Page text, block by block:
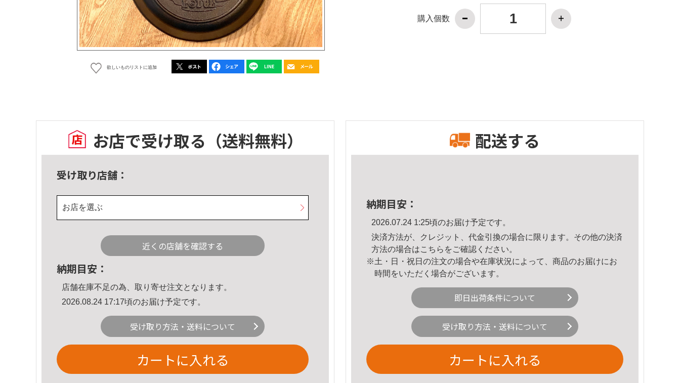
欲しいものリストに追加
購入個数
お店で受け取る （送料無料）
受け取り店舗：
お店を選ぶ
近くの店舗を確認する
納期目安：
店舗在庫不足の為、取り寄せ注文となります。
2026.08.24 17:17頃のお届け予定です。
受け取り方法・送料について
カートに入れる
配送する
納期目安：
2026.07.24 1:25頃のお届け予定です。
決済方法が、クレジット、代金引換の場合に限ります。その他の決済
方法の場合はこちら をご確認ください。
※土・日・祝日の注文の場合や在庫状況によって、商品のお届けにお
時間をいただく場合がございます。
即日出荷条件について
受け取り方法・送料について
カートに入れる